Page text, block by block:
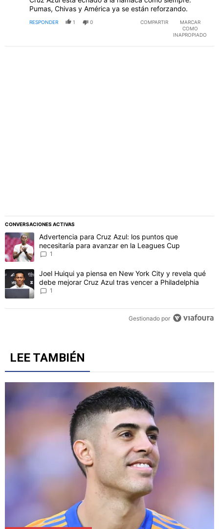
Pumas, Chivas y América ya se están reforzando.
RESPONDER 1 0 COMPARTIR
MARCAR
COMO
INAPROPIADO
CONVERSACIONES ACTIVAS
Este listado muestra los artículos con más comentarios en los
Un artículo de tendencia con el título "Advertencia para Cruz
Advertencia para Cruz Azul: los puntos que
necesitaría para avanzar en la Leagues Cup
1
Un artículo de tendencia con el título "Joel Huiqui ya piensa en
Joel Huiqui ya piensa en New York City y revela qué
debe mejorar Cruz Azul tras vencer a Philadelphia
1
Gestionado por
LEE TAMBIÉN